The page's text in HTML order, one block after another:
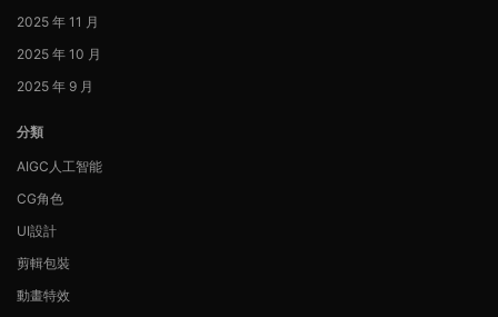
2025 年 11 月
2025 年 10 月
2025 年 9 月
分類
AIGC人工智能
CG角色
UI設計
剪輯包裝
動畫特效